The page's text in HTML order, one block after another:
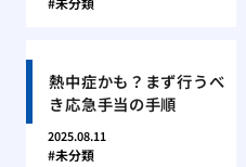
熱中症かも？まず行うべ
き応急手当の手順
2025.08.11
未分類